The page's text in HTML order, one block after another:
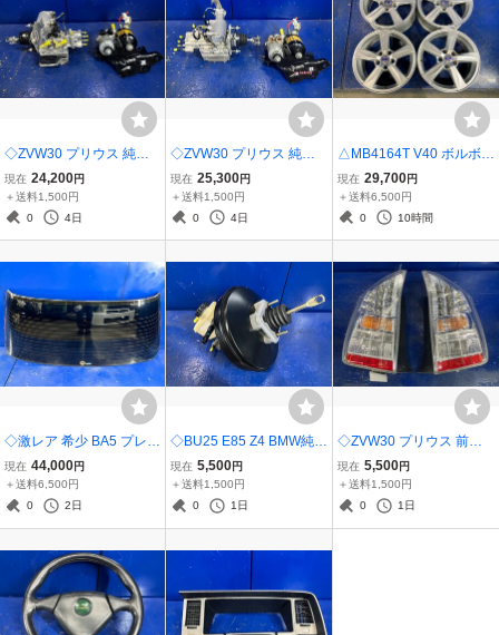
◇ZVW30 プリウス 純正
ブレーキブースター ABS
ブレーキアクチュエータ
ー ポンプセット RA 4721
現在 24,200円
＋送料1,500円
0
4日
◇ZVW30 プリウス 純正
ブレーキブースター ABS
ブレーキアクチュエータ
ー ポンプセット SC 4721
現在 25,300円
＋送料1,500円
0
4日
△MB4164T V40 ボルボ
純正 アルミホイール 16イ
ンチ 7J +50 PCD108 5穴
4本セット
現在 29,700円
＋送料6,500円
0
10時間
◇激レア 希少 BA5 プレリ
ュード Si TCV 後期 ホン
ダ純正 リアガラス リアウ
ィンドウガラス 窓 熱線付
現在 44,000円
＋送料6,500円
0
2日
◇BU25 E85 Z4 BMW純正
ブレーキブースター ブレ
ーキマスターシリンダー
29 6769850 01 AT車用
現在 5,500円
＋送料1,500円
0
1日
◇ZVW30 プリウス 前期
トヨタ純正 テールライト
テールランプ 左右セット
STANLEY 47-37 LED 点
現在 5,500円
＋送料1,500円
0
1日